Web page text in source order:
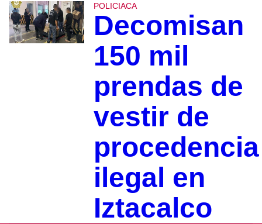
POLICIACA
Decomisan
150 mil
prendas de
vestir de
procedencia
ilegal en
Iztacalco